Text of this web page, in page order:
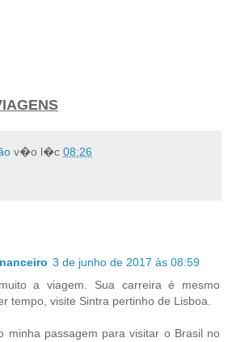
v�o l�c 08:26
3 de junho de 2017 às 08:59
a viagem. Sua carreira é mesmo
tempo, visite Sintra pertinho de Lisboa.
minha passagem para visitar o Brasil no